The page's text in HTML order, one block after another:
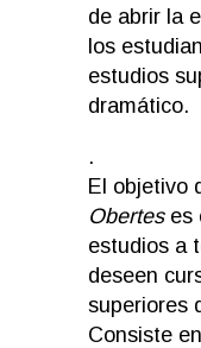
de abrir la
los
estudios
dramático.
.
El objetivo
Oberteses
estudios a
deseen
superiores
Consiste